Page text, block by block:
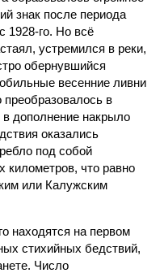
знак после периода
1928-го. Но всё
устремился в реки,
обернувшийся
весенние ливни
в
дополнение накрыло
оказались
под собой
километров, что равно
или Калужским
находятся на первом
стихийных бедствий,
Число